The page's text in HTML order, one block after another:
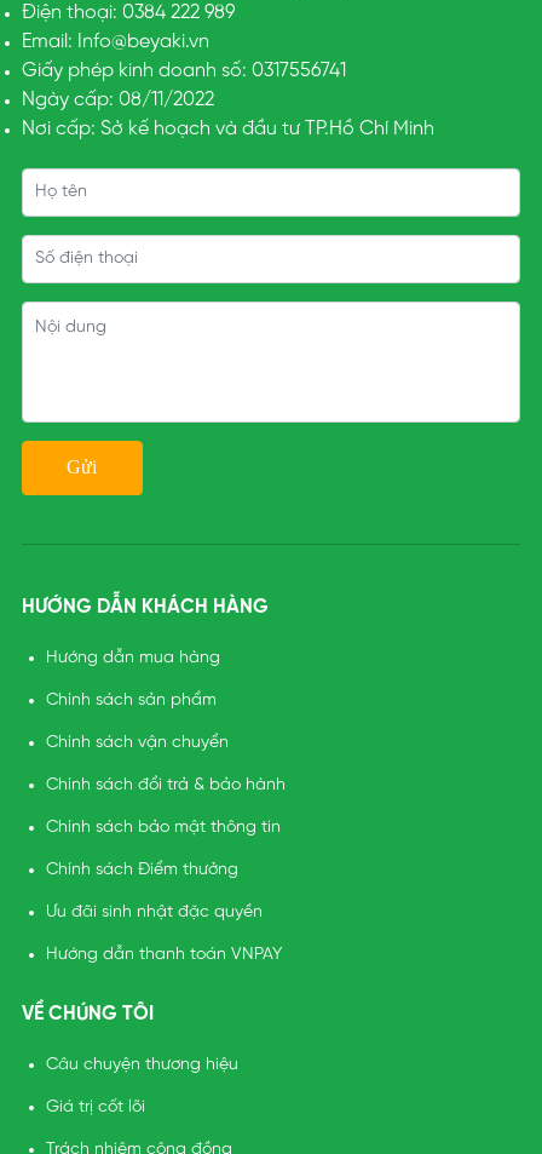
Điện thoại: 0384 222 989
Email: Info@beyaki.vn
Giấy phép kinh doanh số: 0317556741
Ngày cấp: 08/11/2022
Nơi cấp: Sở kế hoạch và đầu tư TP.Hồ Chí Minh
HƯỚNG DẪN KHÁCH HÀNG
Hướng dẫn mua hàng
Chính sách sản phẩm
Chính sách vận chuyển
Chính sách đổi trả & bảo hành
Chính sách bảo mật thông tin
Chính sách Điểm thưởng
Ưu đãi sinh nhật đặc quyền
Hướng dẫn thanh toán VNPAY
VỀ CHÚNG TÔI
Câu chuyện thương hiệu
Giá trị cốt lõi
Trách nhiệm cộng đồng